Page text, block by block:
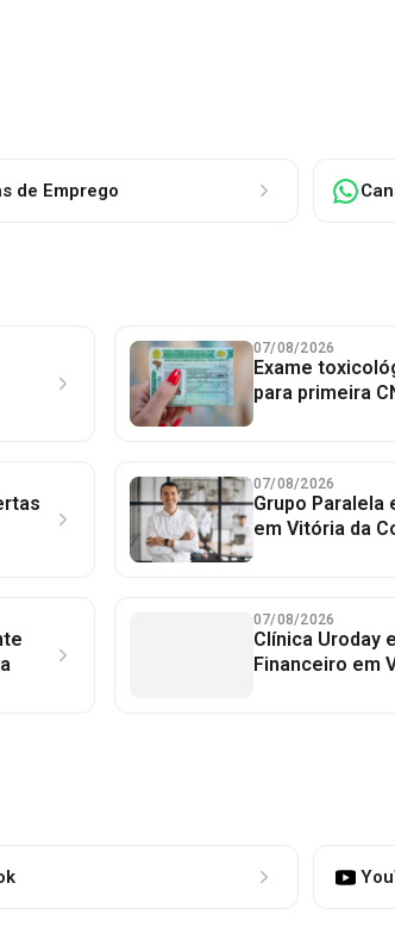
de Emprego
07/08/2026
Exame
para primeira
07/08/2026
Grupo
em Vitória da
07/08/2026
Clínica Uroday
Financeiro em